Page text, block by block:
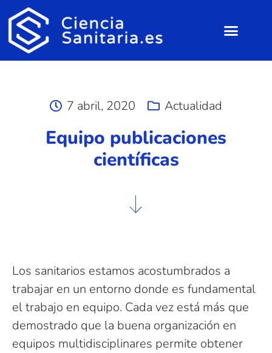
7 abril, 2020 Actualidad
Equipo publicaciones
científicas
Los sanitarios estamos acostumbrados a
trabajar en un entorno donde es fundamental
el trabajo en equipo. Cada vez está más que
demostrado que la buena organización en
equipos multidisciplinares permite obtener